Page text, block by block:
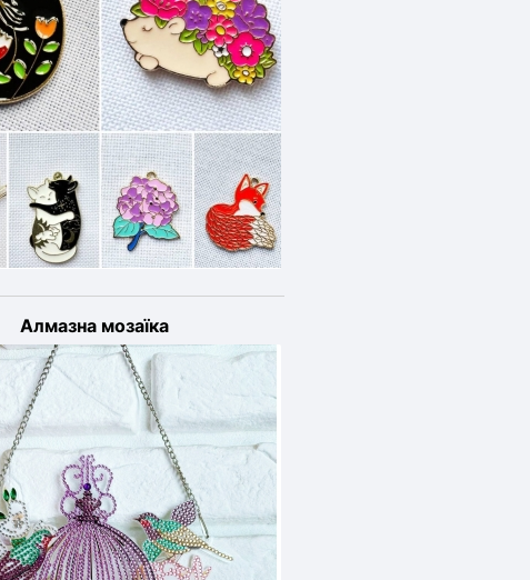
Алмазна мозаїка